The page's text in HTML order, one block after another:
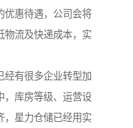
优惠待遇，公司会将
物流及快递成本，实
经有很多企业转型加
，库房等级、运营设
，星力仓储已经用实